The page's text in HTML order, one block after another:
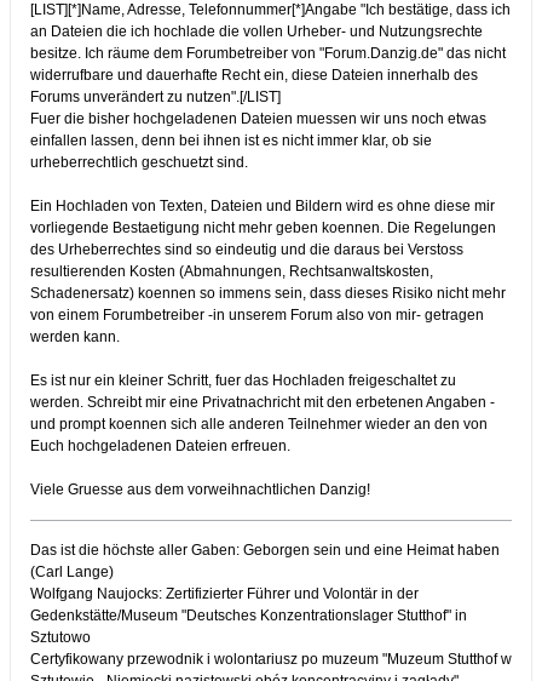
[LIST][*]Name, Adresse, Telefonnummer[*]Angabe "Ich bestätige, dass ich
an Dateien die ich hochlade die vollen Urheber- und Nutzungsrechte
besitze. Ich räume dem Forumbetreiber von "Forum.Danzig.de" das nicht
widerrufbare und dauerhafte Recht ein, diese Dateien innerhalb des
Forums unverändert zu nutzen".[/LIST]
Fuer die bisher hochgeladenen Dateien muessen wir uns noch etwas
einfallen lassen, denn bei ihnen ist es nicht immer klar, ob sie
urheberrechtlich geschuetzt sind.
Ein Hochladen von Texten, Dateien und Bildern wird es ohne diese mir
vorliegende Bestaetigung nicht mehr geben koennen. Die Regelungen
des Urheberrechtes sind so eindeutig und die daraus bei Verstoss
resultierenden Kosten (Abmahnungen, Rechtsanwaltskosten,
Schadenersatz) koennen so immens sein, dass dieses Risiko nicht mehr
von einem Forumbetreiber -in unserem Forum also von mir- getragen
werden kann.
Es ist nur ein kleiner Schritt, fuer das Hochladen freigeschaltet zu
werden. Schreibt mir eine Privatnachricht mit den erbetenen Angaben -
und prompt koennen sich alle anderen Teilnehmer wieder an den von
Euch hochgeladenen Dateien erfreuen.
Viele Gruesse aus dem vorweihnachtlichen Danzig!
Das ist die höchste aller Gaben: Geborgen sein und eine Heimat haben
(Carl Lange)
Wolfgang Naujocks: Zertifizierter Führer und Volontär in der
Gedenkstätte/Museum "Deutsches Konzentrationslager Stutthof" in
Sztutowo
Certyfikowany przewodnik i wolontariusz po muzeum "Muzeum Stutthof w